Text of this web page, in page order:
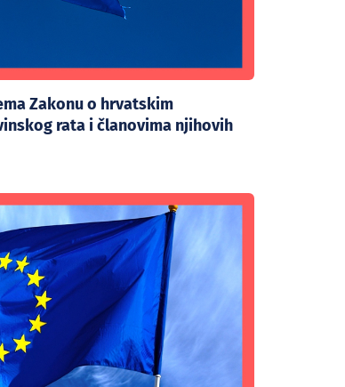
Zakonu o hrvatskim
rata i članovima njihovih